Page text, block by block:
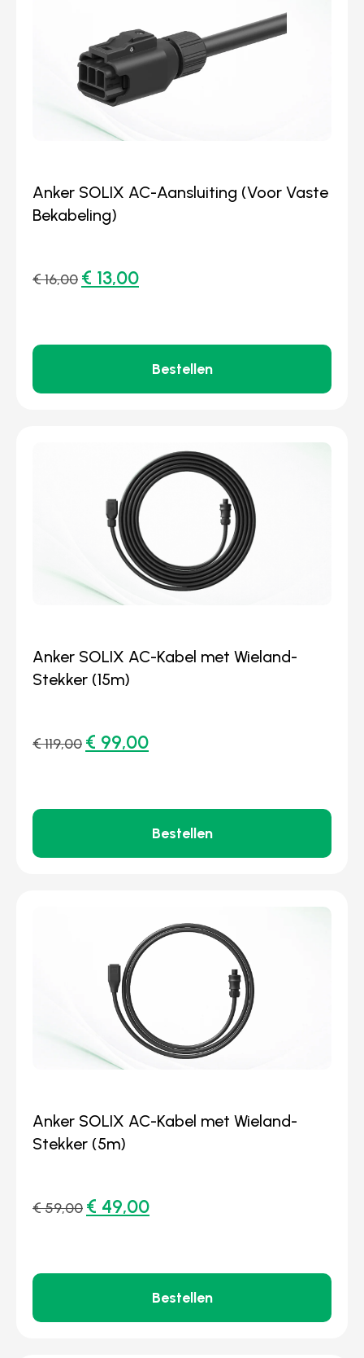
Anker SOLIX AC-Aansluiting (Voor Vaste
Bekabeling)
€16,00 € 13,00
Bestellen
Anker SOLIX AC-Kabel met Wieland-
Stekker (15m)
€119,00 € 99,00
Bestellen
Anker SOLIX AC-Kabel met Wieland-
Stekker (5m)
€59,00 € 49,00
Bestellen